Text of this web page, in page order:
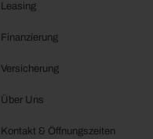
Leasing
Finanzierung
Versicherung
Über Uns
Kontakt & Öffnungszeiten